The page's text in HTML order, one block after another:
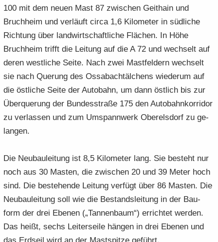
100 mit dem neuen Mast 87 zwi­schen Geit­hain und
Bruch­heim und ver­läuft circa 1,6 Ki­lo­me­ter in süd­li­che
Rich­tung über land­wirt­schaft­li­che Flä­chen. In Höhe
Bruch­heim trifft die Lei­tung auf die A 72 und wech­selt auf
deren west­li­che Seite. Nach zwei Mast­fel­dern wech­selt
sie nach Que­rung des Os­sa­bachtäl­chens wie­der­um auf
die öst­li­che Seite der Au­to­bahn, um dann öst­lich bis zur
Über­que­rung der Bun­des­stra­ße 175 den Au­to­bahn­kor­ri­dor
zu ver­las­sen und zum Um­spann­werk Ober­els­dorf zu ge­
lan­gen.
Die Neu­bau­lei­tung ist 8,5 Ki­lo­me­ter lang. Sie be­steht nur
noch aus 30 Mas­ten, die zwi­schen 20 und 39 Meter hoch
sind. Die be­stehen­de Lei­tung ver­fügt über 86 Mas­ten. Die
Neu­bau­lei­tung soll wie die Be­stands­lei­tung in der Bau­
form der drei Ebe­nen („Tan­nen­baum“) er­rich­tet wer­den.
Das heißt, sechs Lei­ter­sei­le hän­gen in drei Ebe­nen und